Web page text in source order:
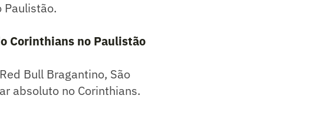
Paulistão.
Corinthians no Paulistão
Bull Bragantino, São
absoluto no Corinthians.